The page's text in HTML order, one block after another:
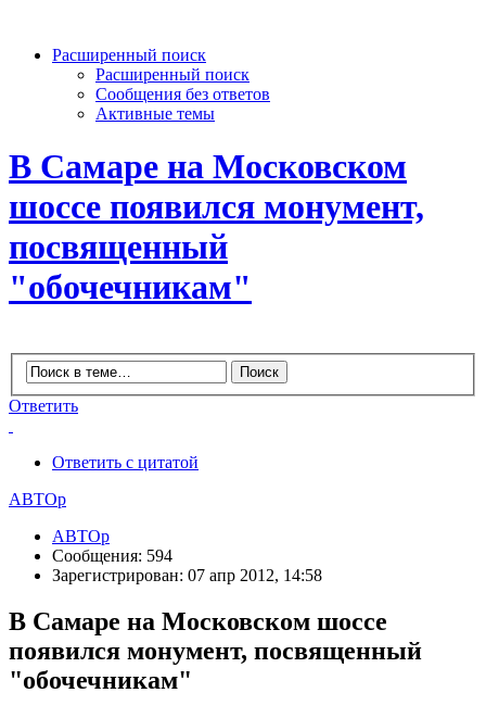
Расширенный поиск
Расширенный поиск
Сообщения без ответов
Активные темы
В Самаре на Московском
шоссе появился монумент,
посвященный
"обочечникам"
Ответить
Ответить с цитатой
АВТОр
АВТОр
Сообщения: 594
Зарегистрирован: 07 апр 2012, 14:58
В Самаре на Московском шоссе
появился монумент, посвященный
"обочечникам"